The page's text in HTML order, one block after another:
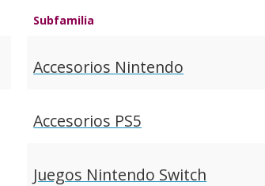
Subfamilia
Accesorios Nintendo
Accesorios PS5
Juegos Nintendo Switch